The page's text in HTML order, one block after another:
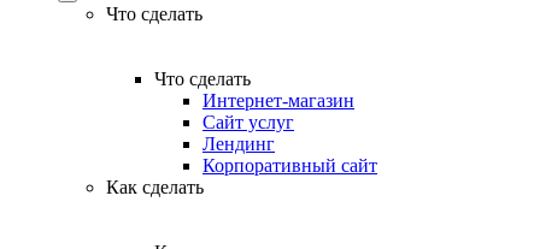
Что сделать
Что сделать
Интернет-магазин
Сайт услуг
Лендинг
Корпоративный сайт
Как сделать